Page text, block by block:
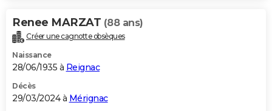
Renee MARZAT (88 ans)
Créer une cagnotte obsèques
Naissance
28/06/1935 à Reignac
Décès
29/03/2024 à Mérignac